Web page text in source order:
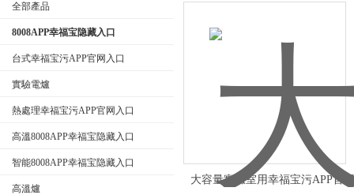
全部產品
8008APP幸福宝隐藏入口
台式幸福宝污APP官网入口
實驗電爐
熱處理幸福宝污APP官网入口
高溫8008APP幸福宝隐藏入口
智能8008APP幸福宝隐藏入口
高溫爐
大容量實驗室用幸福宝污APP官